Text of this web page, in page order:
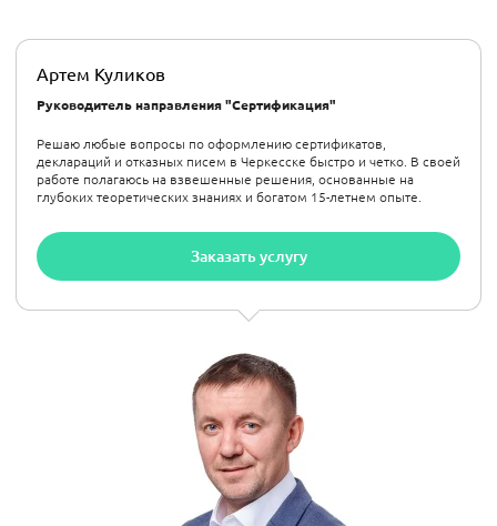
Артем Куликов
Руководитель направления "Сертификация"
Решаю любые вопросы по оформлению сертификатов,
деклараций и отказных писем в Черкесске быстро и четко. В своей
работе полагаюсь на взвешенные решения, основанные на
глубоких теоретических знаниях и богатом 15-летнем опыте.
Заказать услугу